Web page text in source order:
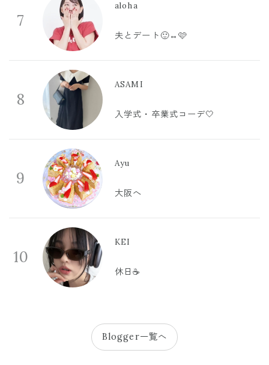
7
aloha
夫とデート🙂‍↔️🩷
8
ASAMI
入学式・卒業式コーデ🤍
9
Ayu
大阪へ
10
KEI
休日☕️
Blogger一覧へ